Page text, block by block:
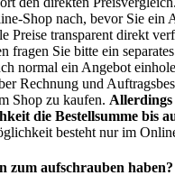
Shop nach, bevor Sie ein
Preise transparent direkt
fragen Sie bitte ein
normal ein Angebot
Rechnung und
Shop zu kaufen. Allerdings
die Bestellsumme bis
besteht nur im
zum aufschrauben haben?